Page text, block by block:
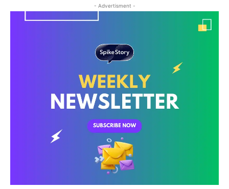
- Advertisment -